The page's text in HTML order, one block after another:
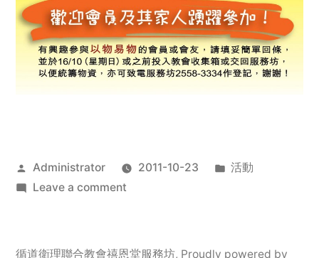
Posted
by
Administrator 2011-10-23
Posted
活動
Leave a commenton
服
循道衛理聯合教會禧恩堂服務坊, Proudly powered by